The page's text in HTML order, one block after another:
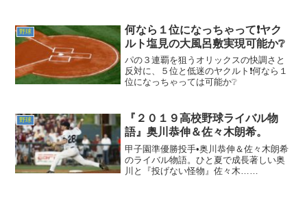
野球
何なら１位になっちゃって❗ヤク
ルト塩見の大風呂敷実現可能か❔
パの３連覇を狙うオリックスの快調さと
反対に、５位と低迷のヤクルト❗何なら１
位になっちゃっては可能か❔
野球
『２０１９高校野球ライバル物
語』奥川恭伸＆佐々木朗希。
甲子園準優勝投手•奥川恭伸＆佐々木朗希
のライバル物語。ひと夏で成長著しい奥
川と『投げない怪物』佐々木……